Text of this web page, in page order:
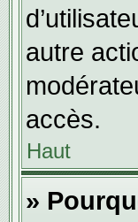
autre
accès.
Haut
»